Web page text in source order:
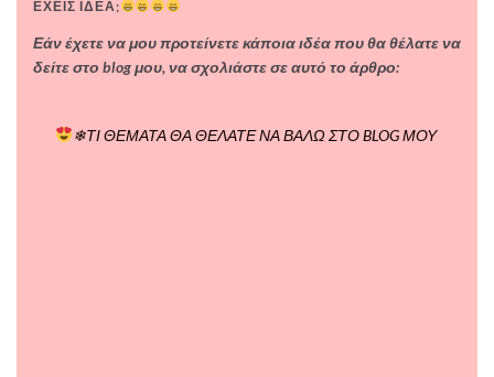
ΈΧΕΙΣ ΙΔΈΑ;
Εάν έχετε να μου προτείνετε κάποια ιδέα που θα θέλατε να
δείτε στο blog μου, να σχολιάστε σε αυτό το άρθρο:
❄ΤΙ ΘΕΜΑΤΑ ΘΑ ΘΕΛΑΤΕ ΝΑ ΒΑΛΩ ΣΤΟ BLOG ΜΟΥ